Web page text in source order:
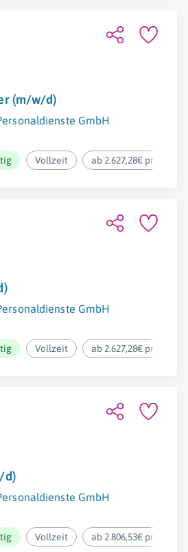
(m/w/d)
GmbH
Vollzeit ab 2.627,28€ pro
GmbH
Vollzeit ab 2.627,28€ pro
d)
GmbH
Vollzeit ab 2.806,53€ pro